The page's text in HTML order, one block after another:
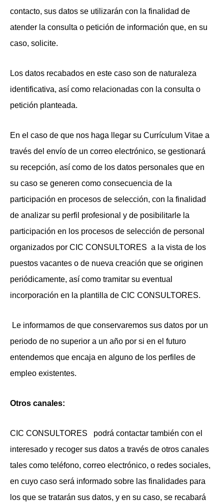
contacto, sus datos se utilizarán con la finalidad de
atender la consulta o petición de información que, en su
caso, solicite.
Los datos recabados en este caso son de naturaleza
identificativa, así como relacionadas con la consulta o
petición planteada.
En el caso de que nos haga llegar su Currículum Vitae a
través del envío de un correo electrónico, se gestionará
su recepción, así como de los datos personales que en
su caso se generen como consecuencia de la
participación en procesos de selección, con la finalidad
de analizar su perfil profesional y de posibilitarle la
participación en los procesos de selección de personal
organizados por CIC CONSULTORES a la vista de los
puestos vacantes o de nueva creación que se originen
periódicamente, así como tramitar su eventual
incorporación en la plantilla de CIC CONSULTORES.
Le informamos de que conservaremos sus datos por un
periodo de no superior a un año por si en el futuro
entendemos que encaja en alguno de los perfiles de
empleo existentes.
Otros canales:
CIC CONSULTORES
podrá contactar también con el
interesado y recoger sus datos a través de otros canales
tales como teléfono, correo electrónico, o redes sociales,
en cuyo caso será informado sobre las finalidades para
los que se tratarán sus datos, y en su caso, se recabará